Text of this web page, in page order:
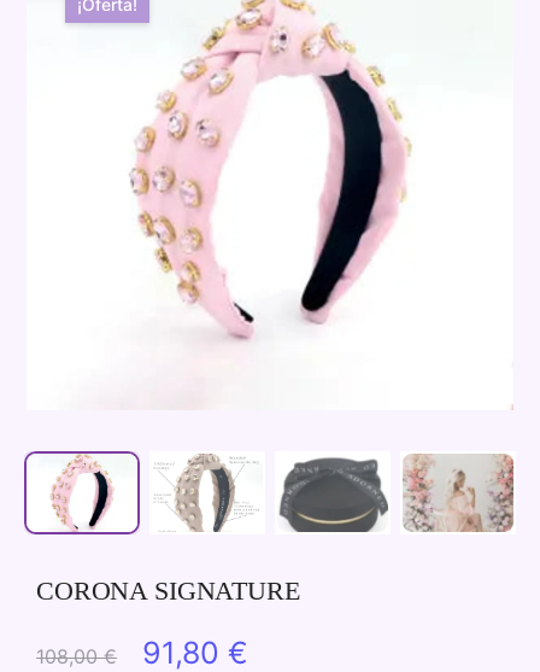
¡Oferta!
CORONA SIGNATURE
108,00€
El
91,80 €